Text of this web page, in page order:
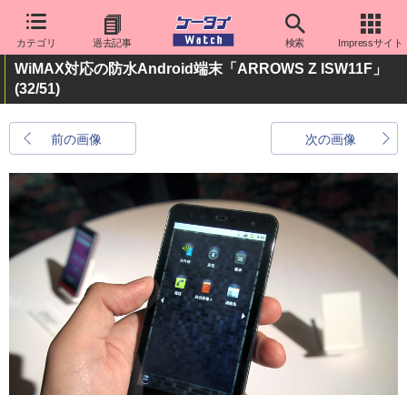
カテゴリ 過去記事 検索 Impressサイト
WiMAX対応の防水Android端末「ARROWS Z ISW11F」
(32/51)
前の画像 次の画像